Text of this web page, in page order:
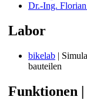
Dr.-Ing.
Labor
bikelab |
bauteilen
Funktionen